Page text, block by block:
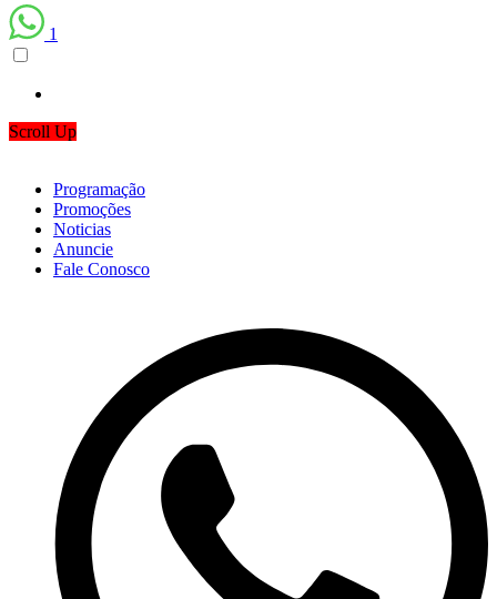
1
Scroll Up
Programação
Promoções
Noticias
Anuncie
Fale Conosco